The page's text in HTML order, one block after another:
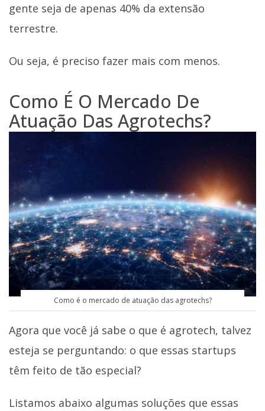
gente seja de apenas 40% da extensão
terrestre.
Ou seja, é preciso fazer mais com menos.
Como É O Mercado De
Atuação Das Agrotechs?
Como é o mercado de atuação das agrotechs?
Agora que você já sabe o que é agrotech, talvez
esteja se perguntando: o que essas startups
têm feito de tão especial?
Listamos abaixo algumas soluções que essas